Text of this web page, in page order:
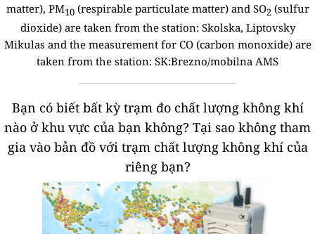
matter), PM10(respirable particulate matter) and SO2 (sulfur
dioxide) are taken from the station: Skolska, Liptovsky
Mikulas and the measurement for CO (carbon monoxide) are
taken from the station: SK:Brezno/mobilna AMS
Bạn có biết bất kỳ trạm đo chất lượng không khí
nào ở khu vực của bạn không? Tại sao không tham
gia vào bản đồ với trạm chất lượng không khí của
riêng bạn?